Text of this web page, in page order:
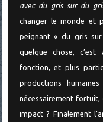
avec du gris sur du
changer le monde et
peignant « du gris
quelque chose, c’est
fonction, et plus
productions
nécessairement
impact ? Finalement